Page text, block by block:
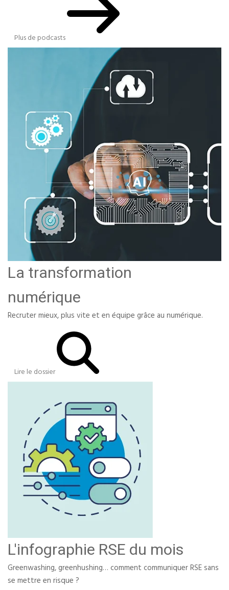
Plus de podcasts
La transformation
numérique
Recruter mieux, plus vite et en équipe grâce au numérique.
Lire le dossier
L'infographie RSE du mois
Greenwashing, greenhushing… comment communiquer RSE sans
se mettre en risque ?